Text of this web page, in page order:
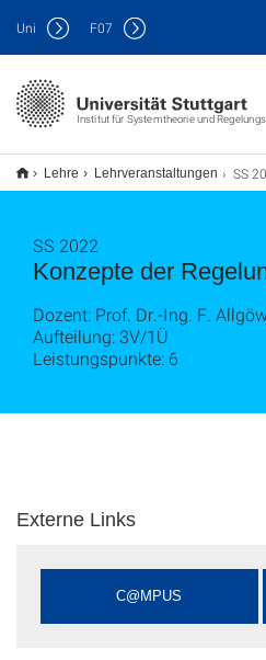
Institut für Systemtheorie und
Uni F07
Lehre Lehrveranstaltungen SS 2022
Konzepte der
SS 2022
Dozent: Prof. Dr.-Ing. F.
Aufteilung: 3V/1Ü
Leistungspunkte: 6
Externe Links
C@MPUS